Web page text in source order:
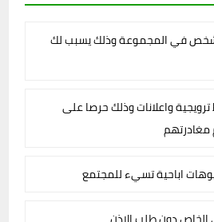
في المجموعة وذلك يسبب لك
واعلانات وذلك حرصا على
مغادرتهم
اباحية تسيء للمجتمع